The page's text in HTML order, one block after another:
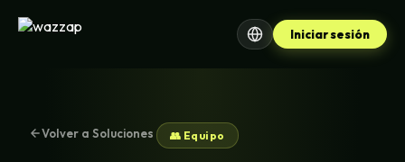
Iniciar sesión
Volver a Soluciones 👥 Equipo